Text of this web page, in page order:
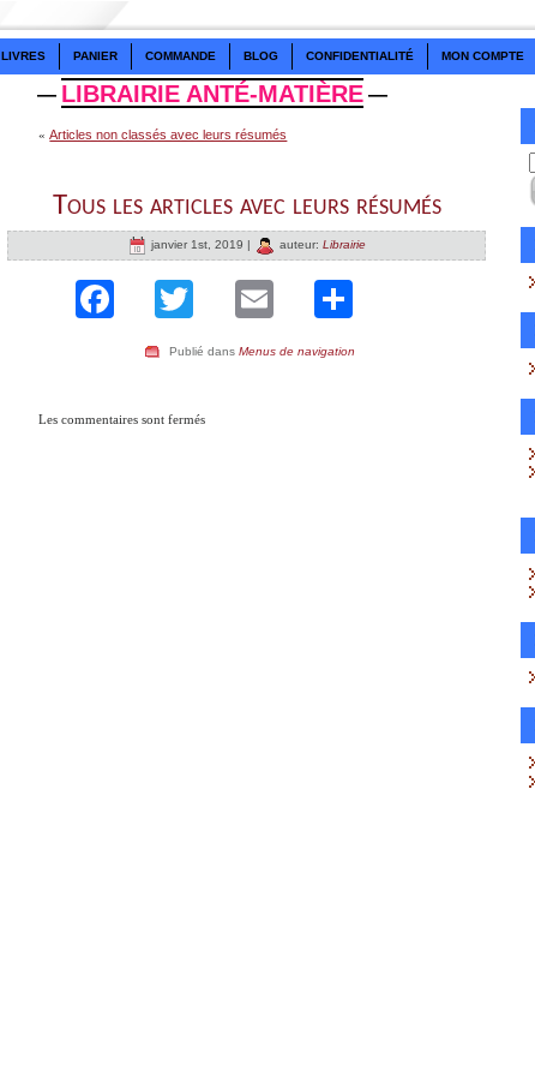
LIVRES PANIER COMMANDE BLOG CONFIDENTIALITÉ MON COMPTE
— LIBRAIRIE ANTÉ-MATIÈRE —
«Articles non classés avec leurs résumés
Tous les articles avec leurs résumés
janvier 1st, 2019 | auteur: Librairie
Facebook
TwitterEmail Partager
Publié dans Menus de navigation
Les commentaires sont fermés